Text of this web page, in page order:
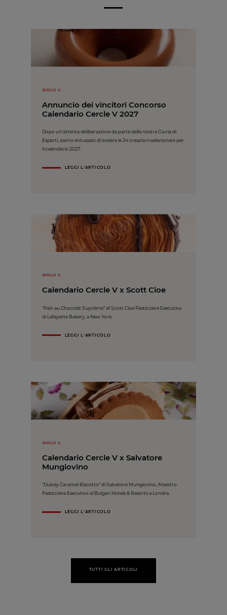
CERCLE V,
Annuncio dei vincitori Concorso
Calendario Cercle V 2027
Dopo un'attenta deliberazione da parte della nostra Giuria di
Esperti, siamo entusiasti di svelare le 24 creazioni selezionate per
il calendario 2027.
LEGGI L'ARTICOLO
CERCLE V,
Calendario Cercle V x Scott Cioe
“Pain au Chocolat Suprême” di Scott Cioe Pasticciere Esecutivo
di Lafayette Bakery, a New York.
LEGGI L'ARTICOLO
CERCLE V,
Calendario Cercle V x Salvatore
Mungiovino
"Dulcey Caramel Biscotto” di Salvatore Mungiovino, Maestro
Pasticciere Esecutivo al Bulgari Hotels & Resorts a Londra.
LEGGI L'ARTICOLO
TUTTI GLI ARTICOLI